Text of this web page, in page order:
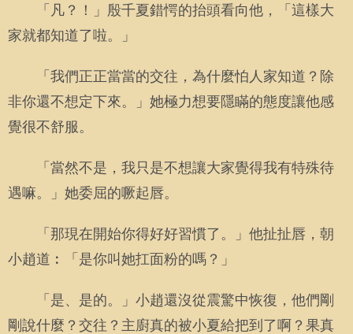
「凡？！」殷千夏錯愕的抬頭看向他，「這樣大
家就都知道了啦。」
「我們正正當當的交往，為什麼怕人家知道？除
非你還不想定下來。」她極力想要隱瞞的態度讓他感
覺很不舒服。
「當然不是，我只是不想讓大家覺得我有特殊待
遇嘛。」她委屈的噘起唇。
「那現在開始你得好好習慣了。」他扯扯唇，朝
小趙道︰「是你叫她扛面粉的嗎？」
「是、是的。」小趙還沒從震驚中恢復，他們剛
剛說什麼？交往？主廚真的被小夏給把到了啊？果真